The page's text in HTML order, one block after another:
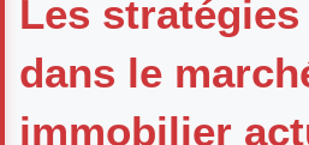
Les
dans le
immobilier